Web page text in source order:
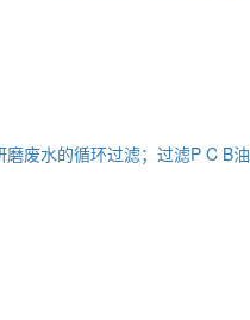
废水的循环过滤；过滤P C B